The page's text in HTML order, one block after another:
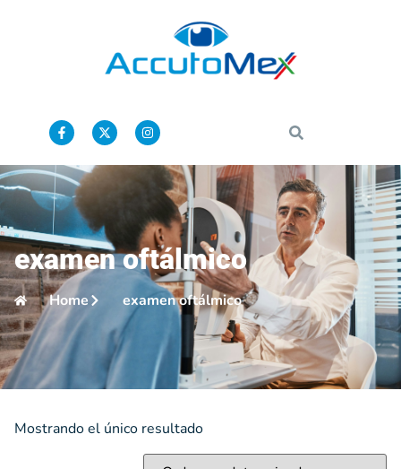
examen oftálmico
Home examen oftálmico
Mostrando el único resultado